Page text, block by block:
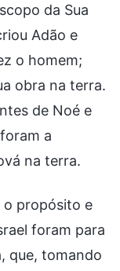
da Sua
Adão e
o homem;
obra na terra.
de Noé e
a
na terra.
o propósito e
foram para
que, tomando